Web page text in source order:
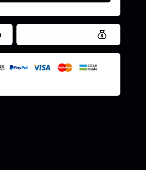
العروض والشحن مجاني